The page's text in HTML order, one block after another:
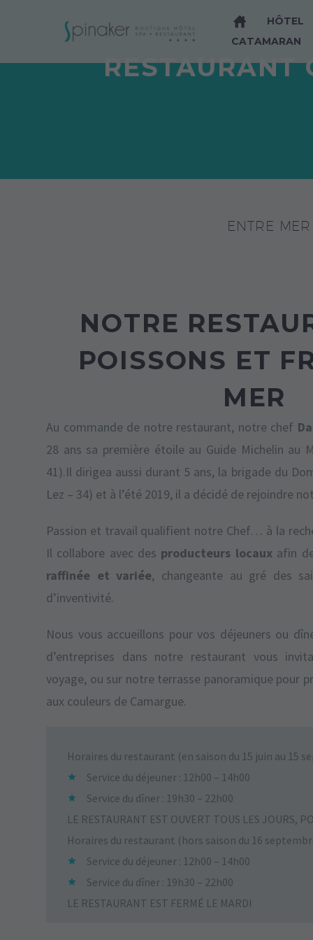
HÔTEL
CATAMARAN
RESTAURANT
ENTRE
NOTRE
POISSONS ET
MER
Au commande de notre restaurant, notre chef
28 ans sa première étoile au Guide Michelin au
41).Il dirigea aussi durant 5 ans, la brigade du
Lez – 34) et à l’été 2019, il a décidé de rejoindre
Passion et travail qualifient notre Chef… à la
Il collabore avec des producteurs locauxafin
raffinée et variée, changeante au gré des
d’inventivité.
Nous vous accueillons pour vos déjeuners ou
d’entreprises dans notre restaurant vous
voyage, ou sur notre terrasse panoramique pour
aux couleurs de Camargue.
Horaires du restaurant (en saison du 15 juin au 15
Service du déjeuner : 12h00 – 14h00
Service du dîner : 19h30 – 22h00
LE RESTAURANT EST OUVERT TOUS LES JOURS,
Horaires du restaurant (hors saison du 16
Service du déjeuner : 12h00 – 14h00
Service du dîner : 19h30 – 22h00
LE RESTAURANT EST FERMÉ LE MARDI